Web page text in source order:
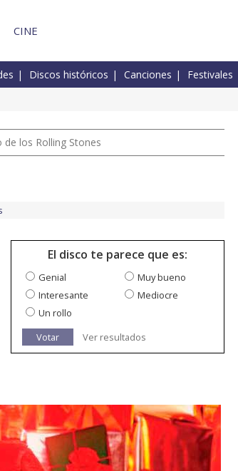
CINE
Discos históricos Canciones Festivales
los Rolling Stones
El disco te parece que es:
Genial
Muy bueno
Interesante
Mediocre
Un rollo
Votar
Ver resultados